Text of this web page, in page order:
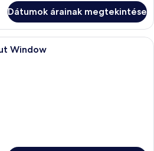
Dátumok árainak megtekintése
Egy modern szállodai szoba,
Window